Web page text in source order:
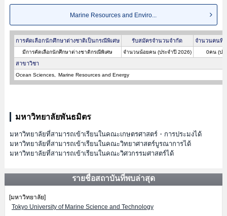
Marine Resources and Enviro...
การคัดเลือกนักศึกษาต่างชาติเป็นกรณีพิเศษ รับสมัครจำนวนจำกัด จำนวนคนที่
มีการคัดเลือกนักศึกษาต่างชาติกรณีพิเศษ จำนวนน้อยคน (ประจำปี 2026) 0คน (ปร
สาขาวิชา
Ocean Sciences Marine Resources and Energy
มหาวิทยาลัยพันธมิตร
มหาวิทยาลัยที่สามารถเข้าเรียนในคณะเกษตรศาสตร์・การประมงได้
มหาวิทยาลัยที่สามารถเข้าเรียนในคณะวิทยาศาสตร์บูรณาการได้
มหาวิทยาลัยที่สามารถเข้าเรียนในคณะวิศวกรรมศาสตร์ได้
รายชื่อสถาบันที่พบล่าสุด
[มหาวิทยาลัย]
Tokyo University of Marine Science and Technology